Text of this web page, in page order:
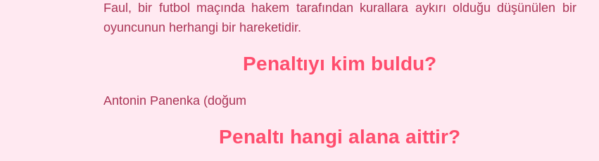
Faul, bir futbol maçında hakem tarafından kurallara aykırı olduğu düşünülen bir
oyuncunun herhangi bir hareketidir.
Penaltıyı kim buldu?
Antonin Panenka (doğum
Penaltı hangi alana aittir?